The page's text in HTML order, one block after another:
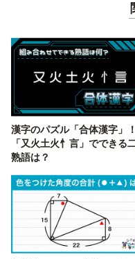
漢字のパズル「合体漢字」！
「又火土火忄言」でできる
熟語は？